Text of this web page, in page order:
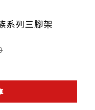
雪拍族系列三腳架